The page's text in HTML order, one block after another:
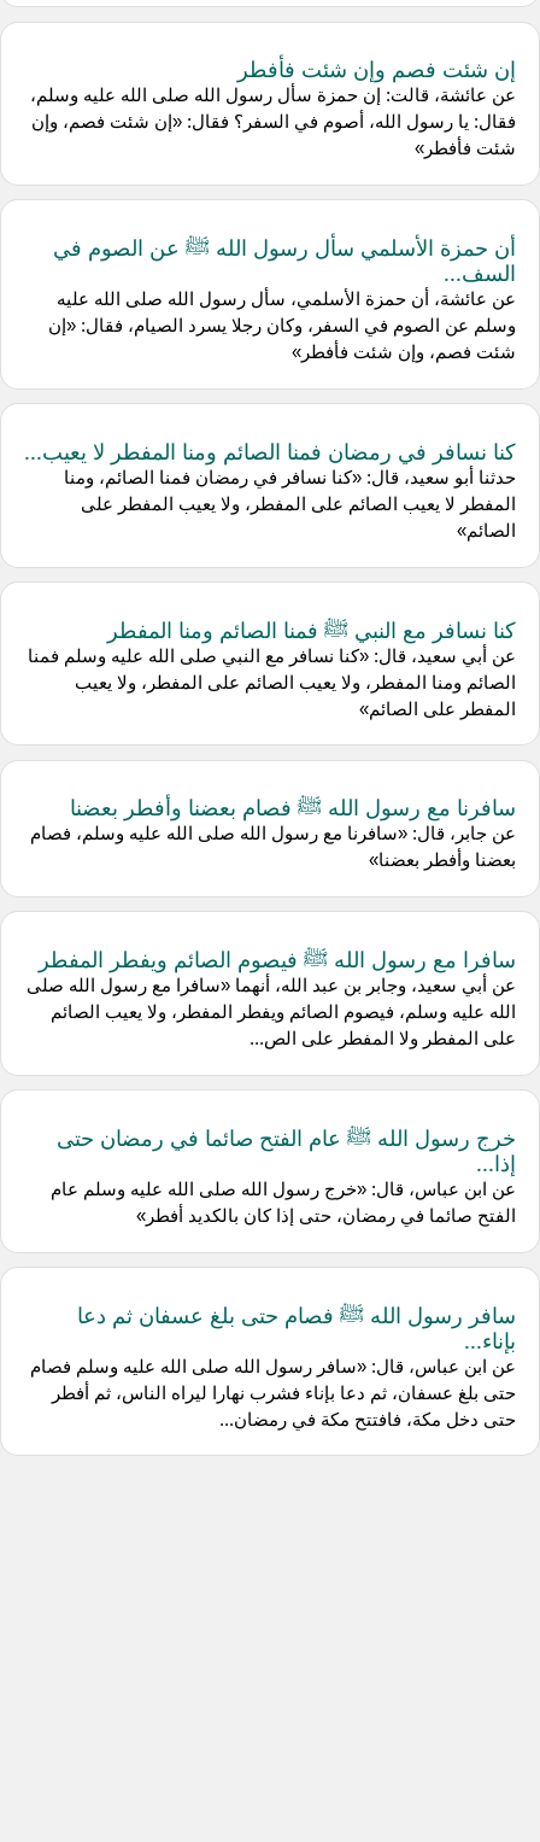
إن شئت فصم وإن شئت فأفطر
عن عائشة، قالت: إن حمزة سأل رسول الله صلى الله عليه وسلم،
فقال: يا رسول الله، أصوم في السفر؟ فقال: «إن شئت فصم، وإن
شئت فأفطر»
أن حمزة الأسلمي سأل رسول الله ﷺ عن الصوم في
السف...
عن عائشة، أن حمزة الأسلمي، سأل رسول الله صلى الله عليه
وسلم عن الصوم في السفر، وكان رجلا يسرد الصيام، فقال: «إن
شئت فصم، وإن شئت فأفطر»
كنا نسافر في رمضان فمنا الصائم ومنا المفطر لا يعيب...
حدثنا أبو سعيد، قال: «كنا نسافر في رمضان فمنا الصائم، ومنا
المفطر لا يعيب الصائم على المفطر، ولا يعيب المفطر على
الصائم»
كنا نسافر مع النبي ﷺ فمنا الصائم ومنا المفطر
عن أبي سعيد، قال: «كنا نسافر مع النبي صلى الله عليه وسلم فمنا
الصائم ومنا المفطر، ولا يعيب الصائم على المفطر، ولا يعيب
المفطر على الصائم»
سافرنا مع رسول الله ﷺ فصام بعضنا وأفطر بعضنا
عن جابر، قال: «سافرنا مع رسول الله صلى الله عليه وسلم، فصام
بعضنا وأفطر بعضنا»
سافرا مع رسول الله ﷺ فيصوم الصائم ويفطر المفطر
عن أبي سعيد، وجابر بن عبد الله، أنهما «سافرا مع رسول الله صلى
الله عليه وسلم، فيصوم الصائم ويفطر المفطر، ولا يعيب الصائم
على المفطر ولا المفطر على الص...
خرج رسول الله ﷺ عام الفتح صائما في رمضان حتى
إذا...
عن ابن عباس، قال: «خرج رسول الله صلى الله عليه وسلم عام
الفتح صائما في رمضان، حتى إذا كان بالكديد أفطر»
سافر رسول الله ﷺ فصام حتى بلغ عسفان ثم دعا
بإناء...
عن ابن عباس، قال: «سافر رسول الله صلى الله عليه وسلم فصام
حتى بلغ عسفان، ثم دعا بإناء فشرب نهارا ليراه الناس، ثم أفطر
حتى دخل مكة، فافتتح مكة في رمضان...